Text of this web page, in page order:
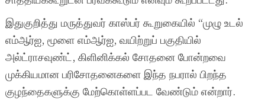
இதுகுறித்து மருத்துவர் காஸ்பர் கூறுகையில் “முழு உடல்
எம்ஆர்ஐ, மூளை எம்ஆர்ஐ, வயிற்றுப் பகுதியில்
அல்ட்ராசவுண்ட், கிளினிக்கல் சோதனை போன்றவை
முக்கியமான பரிசோதனைகளை இந்த நபரால் பிறந்த
குழந்தைகளுக்கு மேற்கொள்ளப்பட வேண்டும் என்றார்.